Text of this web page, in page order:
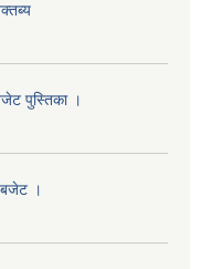
पुस्तिका ।
बजेट ।